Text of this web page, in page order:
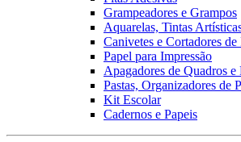
Grampeadores e Grampos
Aquarelas, Tintas
Canivetes e Cortadores de
Papel para Impressão
Apagadores de Quadros e
Pastas, Organizadores de
Kit Escolar
Cadernos e Papeis